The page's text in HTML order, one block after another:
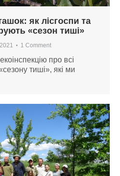
як лісгоспи та
«сезон тиші»
1 Comment
про всі
тиші», які ми